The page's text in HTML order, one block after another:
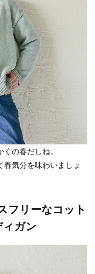
の春だしね。
気分を味わいましょ
フリーなコット
ガン